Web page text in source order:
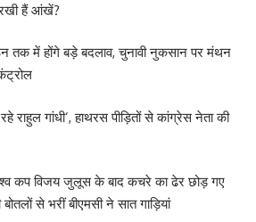
हैं आंखें?
में होंगे बड़े बदलाव, चुनावी नुकसान पर मंथन
राहुल गांधी’, हाथरस पीड़ितों से कांग्रेस नेता की
कप विजय जुलूस के बाद कचरे का ढेर छोड़ गए
से भरीं बीएमसी ने सात गाड़ियां